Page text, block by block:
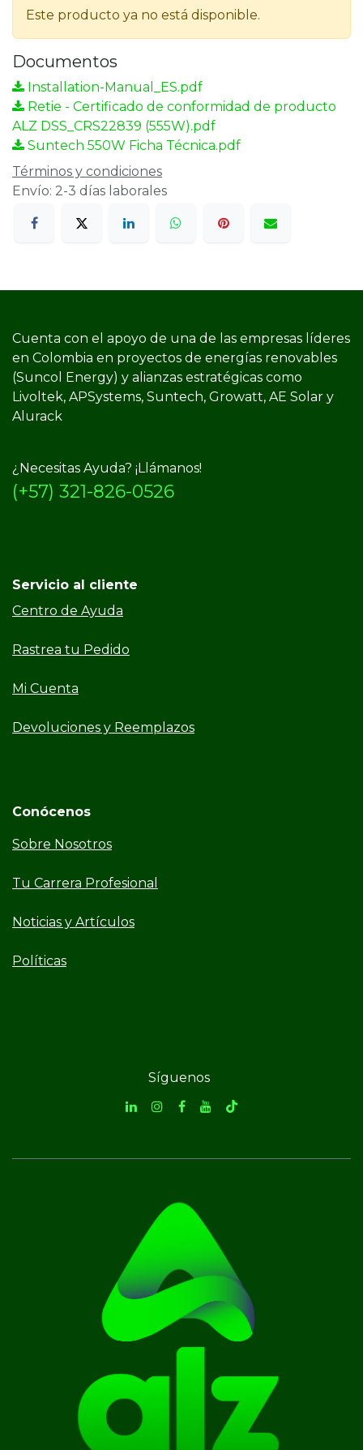
Este producto ya no está disponible.
Documentos
Installation-Manual_ES.pdf
Retie - Certificado de conformidad de producto
ALZ DSS_CRS22839 (555W).pdf
Suntech 550W Ficha Técnica.pdf
Términos y condiciones
Envío: 2-3 días laborales
Cuenta con el apoyo de una de las empresas líderes
en Colombia en proyectos de energías renovables
(Suncol Energy) y​ alianzas estratégicas como
Livoltek, APSystems, Suntech, Growatt, AE Solar y
Alurack
¿Necesitas Ayuda? ¡Llámanos!
(+57) 321-826-0526
Servicio al cliente
Centro de Ayuda
Rastrea tu Pedido
Mi Cuenta
Devoluciones y Reemplazos
Conócenos
Sobre Nosotros
Tu Carrera Profesional
Noticias y Artículos
Políticas
Síguenos